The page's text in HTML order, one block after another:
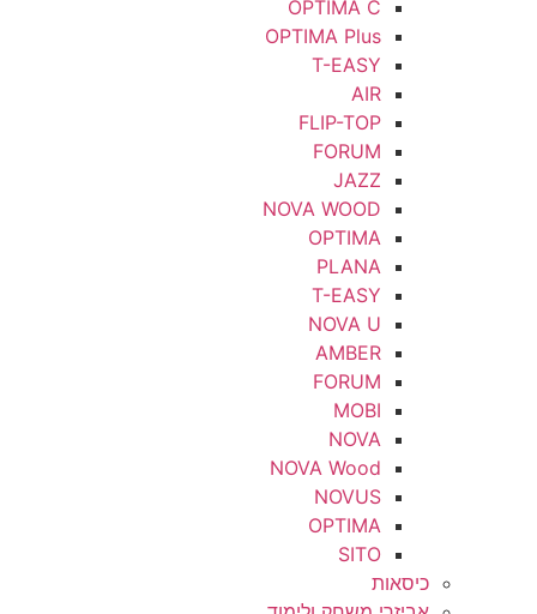
OPTIMA C
OPTIMA Plus
T-EASY
AIR
FLIP-TOP
FORUM
JAZZ
NOVA WOOD
OPTIMA
PLANA
T-EASY
NOVA U
AMBER
FORUM
MOBI
NOVA
NOVA Wood
NOVUS
OPTIMA
SITO
כיסאות